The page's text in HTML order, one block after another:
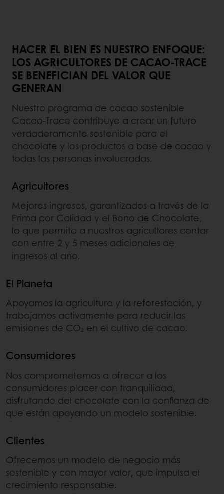
HACER EL BIEN ES NUESTRO ENFOQUE:
LOS AGRICULTORES DE CACAO-TRACE
SE BENEFICIAN DEL VALOR QUE
GENERAN
Nuestro programa de cacao sostenible
Cacao-Trace contribuye a crear un futuro
verdaderamente sostenible para el
chocolate y los productos a base de cacao y
todas las personas involucradas.
Agricultores
Mejores ingresos, garantizados a través de la
Prima por Calidad y el Bono de Chocolate,
lo que permite a nuestros agricultores contar
con entre 2 y 5 meses adicionales de
ingresos al año.
El Planeta
Apoyamos la agricultura y la reforestación, y
trabajamos activamente para reducir las
emisiones de CO₂ en el cultivo de cacao.
Consumidores
Nos comprometemos a ofrecer a los
consumidores placer con tranquilidad,
disfrutando del chocolate con la confianza de
que están apoyando un modelo sostenible.
Clientes
Ofrecemos un modelo de negocio más
sostenible y con mayor valor, que impulsa el
crecimiento responsable.